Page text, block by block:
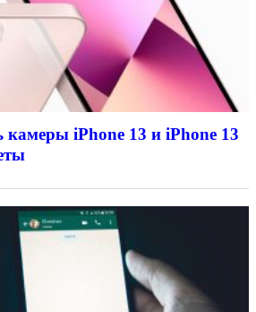
камеры iPhone 13 и iPhone 13